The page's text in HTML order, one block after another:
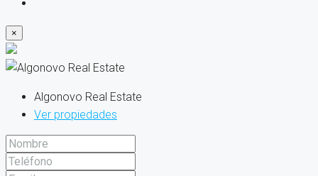
×
Algonovo Real Estate
Ver propiedades